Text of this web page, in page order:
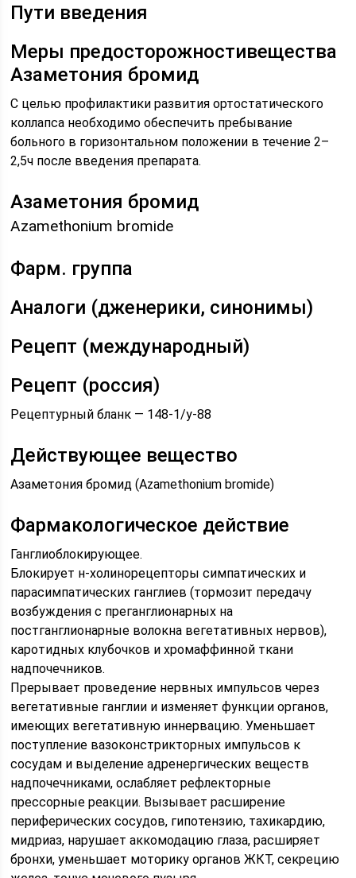
Пути введения
Меры предосторожностивещества
Азаметония бромид
С целью профилактики развития ортостатического
коллапса необходимо обеспечить пребывание
больного в горизонтальном положении в течение 2–
2,5ч после введения препарата.
Азаметония бромид
Azamethonium bromide
Фарм. группа
Аналоги (дженерики, синонимы)
Рецепт (международный)
Рецепт (россия)
Рецептурный бланк — 148-1/у-88
Действующее вещество
Азаметония бромид (Azamethonium bromide)
Фармакологическое действие
Ганглиоблокирующее.
Блокирует н-холинорецепторы симпатических и
парасимпатических ганглиев (тормозит передачу
возбуждения с преганглионарных на
постганглионарные волокна вегетативных нервов),
каротидных клубочков и хромаффинной ткани
надпочечников.
Прерывает проведение нервных импульсов через
вегетативные ганглии и изменяет функции органов,
имеющих вегетативную иннервацию. Уменьшает
поступление вазоконстрикторных импульсов к
сосудам и выделение адренергических веществ
надпочечниками, ослабляет рефлекторные
прессорные реакции. Вызывает расширение
периферических сосудов, гипотензию, тахикардию,
мидриаз, нарушает аккомодацию глаза, расширяет
бронхи, уменьшает моторику органов ЖКТ, секрецию